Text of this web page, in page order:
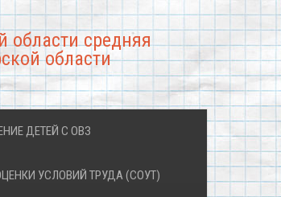
области средняя
области
ДЕТЕЙ С ОВЗ
УСЛОВИЙ ТРУДА (СОУТ)